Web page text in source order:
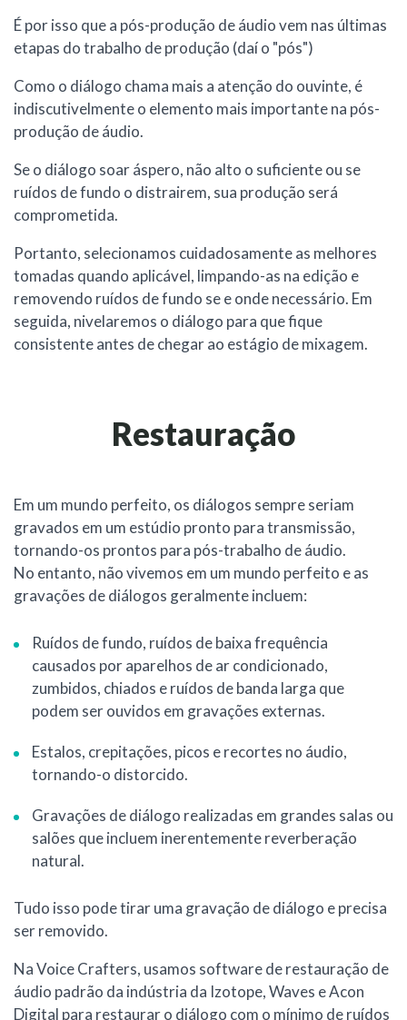
É por isso que a pós-produção de áudio vem nas últimas
etapas do trabalho de produção (daí o "pós")
Como o diálogo chama mais a atenção do ouvinte, é
indiscutivelmente o elemento mais importante na pós-
produção de áudio.
Se o diálogo soar áspero, não alto o suficiente ou se
ruídos de fundo o distrairem, sua produção será
comprometida.
Portanto, selecionamos cuidadosamente as melhores
tomadas quando aplicável, limpando-as na edição e
removendo ruídos de fundo se e onde necessário. Em
seguida, nivelaremos o diálogo para que fique
consistente antes de chegar ao estágio de mixagem.
Restauração
Em um mundo perfeito, os diálogos sempre seriam
gravados em um estúdio pronto para transmissão,
tornando-os prontos para pós-trabalho de áudio.
No entanto, não vivemos em um mundo perfeito e as
gravações de diálogos geralmente incluem:
Ruídos de fundo, ruídos de baixa frequência
causados por aparelhos de ar condicionado,
zumbidos, chiados e ruídos de banda larga que
podem ser ouvidos em gravações externas.
Estalos, crepitações, picos e recortes no áudio,
tornando-o distorcido.
Gravações de diálogo realizadas em grandes salas ou
salões que incluem inerentemente reverberação
natural.
Tudo isso pode tirar uma gravação de diálogo e precisa
ser removido.
Na Voice Crafters, usamos software de restauração de
áudio padrão da indústria da Izotope, Waves e Acon
Digital para restaurar o diálogo com o mínimo de ruídos